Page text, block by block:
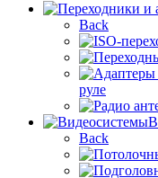
Back
руле
Back